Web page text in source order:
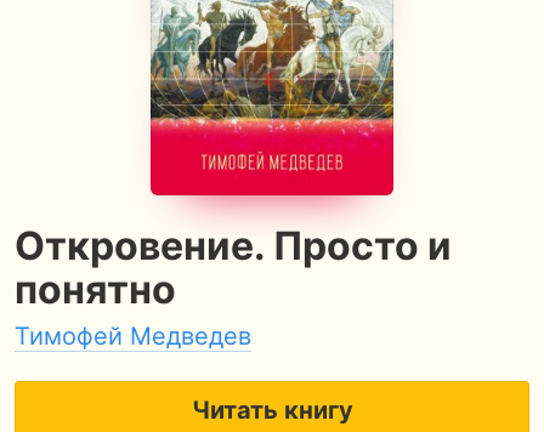
Откровение. Просто и
понятно
Тимофей Медведев
Читать книгу